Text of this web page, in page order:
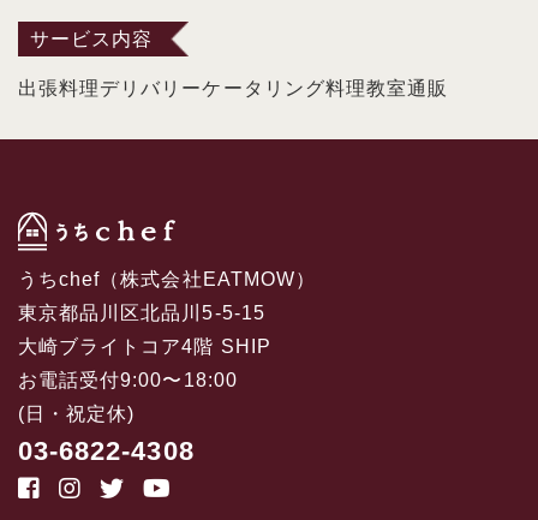
サービス内容
出張料理デリバリーケータリング料理教室通販
うちchef（株式会社EATMOW）
東京都品川区北品川5-5-15
大崎ブライトコア4階 SHIP
お電話受付9:00〜18:00
(日・祝定休)
03-6822-4308